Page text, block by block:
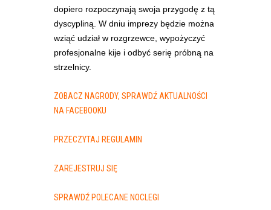
dopiero rozpoczynają swoja przygodę z tą
dyscypliną. W dniu imprezy będzie można
wziąć udział w rozgrzewce, wypożyczyć
profesjonalne kije i odbyć serię próbną na
strzelnicy.
ZOBACZ NAGRODY, SPRAWDŹ AKTUALNOŚCI
NA FACEBOOKU
PRZECZYTAJ REGULAMIN
ZAREJESTRUJ SIĘ
SPRAWDŹ POLECANE NOCLEGI